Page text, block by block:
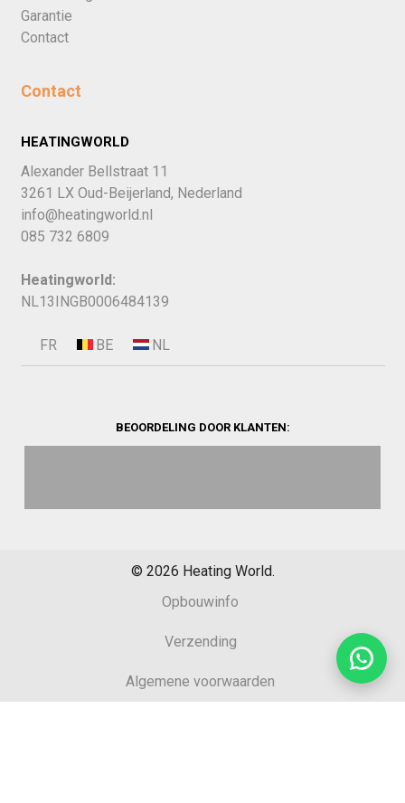
Garantie
Contact
Contact
HEATINGWORLD
Alexander Bellstraat 11
3261 LX Oud-Beijerland, Nederland
info@heatingworld.nl
085 732 6809
Heatingworld:
NL13INGB0006484139
BEOORDELING DOOR KLANTEN:
© 2026 Heating World.
Opbouwinfo
Verzending
Algemene voorwaarden